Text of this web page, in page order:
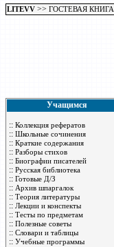
LITEVV >> ГОСТЕВАЯ КНИГА
Учащимся
:: Коллекция рефератов
:: Школьные сочинения
:: Краткие содержания
:: Разборы стихов
:: Биографии писателей
:: Русская библиотека
:: Готовые Д/З
:: Архив шпаргалок
:: Теория литературы
:: Лекции и конспекты
:: Тесты по предметам
:: Полезные советы
:: Словари и таблицы
:: Учебные программы